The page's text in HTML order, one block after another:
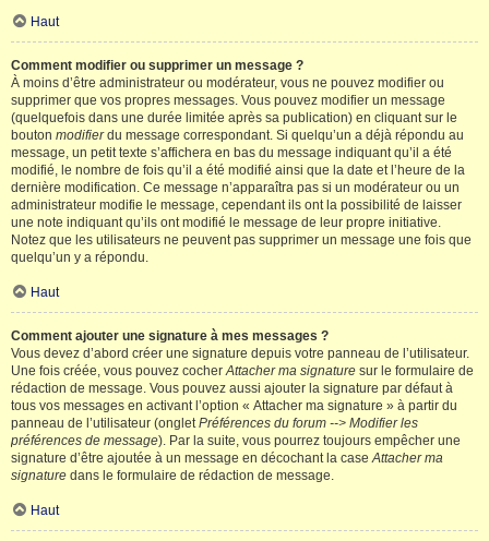
Haut
Comment modifier ou supprimer un message ?
À moins d’être administrateur ou modérateur, vous ne pouvez modifier ou
supprimer que vos propres messages. Vous pouvez modifier un message
(quelquefois dans une durée limitée après sa publication) en cliquant sur le
bouton modifierdu message correspondant. Si quelqu’un a déjà répondu au
message, un petit texte s’affichera en bas du message indiquant qu’il a été
modifié, le nombre de fois qu’il a été modifié ainsi que la date et l’heure de la
dernière modification. Ce message n’apparaîtra pas si un modérateur ou un
administrateur modifie le message, cependant ils ont la possibilité de laisser
une note indiquant qu’ils ont modifié le message de leur propre initiative.
Notez que les utilisateurs ne peuvent pas supprimer un message une fois que
quelqu’un y a répondu.
Haut
Comment ajouter une signature à mes messages ?
Vous devez d’abord créer une signature depuis votre panneau de l’utilisateur.
Une fois créée, vous pouvez cocherAttacher ma signature sur le formulaire de
rédaction de message. Vous pouvez aussi ajouter la signature par défaut à
tous vos messages en activant l’option « Attacher ma signature » à partir du
panneau de l’utilisateur (ongletPréférences du forum --> Modifier les
préférences de message). Par la suite, vous pourrez toujours empêcher une
signature d’être ajoutée à un message en décochant la caseAttacher ma
signature dans le formulaire de rédaction de message.
Haut